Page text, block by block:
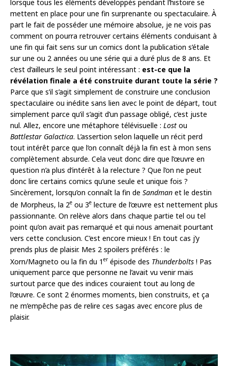
lorsque tous les éléments développés pendant l’histoire se
mettent en place pour une fin surprenante ou spectaculaire. À
part le fait de posséder une mémoire absolue, je ne vois pas
comment on pourra retrouver certains éléments conduisant à
une fin qui fait sens sur un comics dont la publication s’étale
sur une ou 2 années ou une série qui a duré plus de 8 ans. Et
c’est d’ailleurs le seul point intéressant : est-ce que la
révélation finale a été construite durant toute la série ?
Parce que s’il s’agit simplement de construire une conclusion
spectaculaire ou inédite sans lien avec le point de départ, tout
simplement parce qu’il s’agit d’un passage obligé, c’est juste
nul. Allez, encore une métaphore télévisuelle : Lost ou
Battlestar Galactica. L’assertion selon laquelle un récit perd
tout intérêt parce que l‘on connaît déjà la fin est à mon sens
complètement absurde. Cela veut donc dire que l’œuvre en
question n’a plus d’intérêt à la relecture ? Que l’on ne peut
donc lire certains comics qu’une seule et unique fois ?
Sincèrement, lorsqu’on connaît la fin de Sandman et le destin
de Morpheus, la 2e ou 3e lecture de l’œuvre est nettement plus
passionnante. On relève alors dans chaque partie tel ou tel
point qu’on avait pas remarqué et qui nous amenait pourtant
vers cette conclusion. C’est encore mieux ! En tout cas j’y
prends plus de plaisir. Mes 2 spoilers préférés : le
Xorn/Magneto ou la fin du 1 erépisode des Thunderbolts ! Pas
uniquement parce que personne ne l’avait vu venir mais
surtout parce que des indices couraient tout au long de
l’œuvre. Ce sont 2 énormes moments, bien construits, et ça
ne m’empêche pas de relire ces sagas avec encore plus de
plaisir.